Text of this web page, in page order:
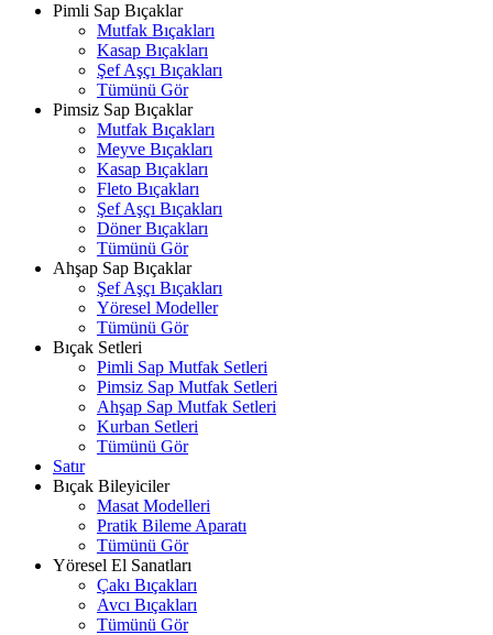
Pimli Sap Bıçaklar
Mutfak Bıçakları
Kasap Bıçakları
Şef Aşçı Bıçakları
Tümünü Gör
Pimsiz Sap Bıçaklar
Mutfak Bıçakları
Meyve Bıçakları
Kasap Bıçakları
Fleto Bıçakları
Şef Aşçı Bıçakları
Döner Bıçakları
Tümünü Gör
Ahşap Sap Bıçaklar
Şef Aşçı Bıçakları
Yöresel Modeller
Tümünü Gör
Bıçak Setleri
Pimli Sap Mutfak Setleri
Pimsiz Sap Mutfak Setleri
Ahşap Sap Mutfak Setleri
Kurban Setleri
Tümünü Gör
Satır
Bıçak Bileyiciler
Masat Modelleri
Pratik Bileme Aparatı
Tümünü Gör
Yöresel El Sanatları
Çakı Bıçakları
Avcı Bıçakları
Tümünü Gör